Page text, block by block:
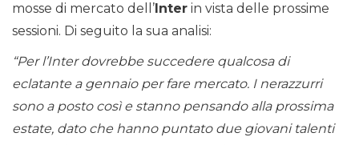
mosse di mercato dell’Inter in vista delle prossime
sessioni. Di seguito la sua analisi:
“Per l’Inter dovrebbe succedere qualcosa di
eclatante a gennaio per fare mercato. I nerazzurri
sono a posto così e stanno pensando alla prossima
estate, dato che hanno puntato due giovani talenti